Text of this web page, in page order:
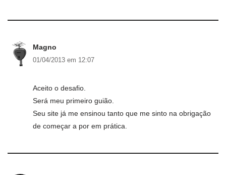
Magno
01/04/2013 em 12:07
Aceito o desafio.
Será meu primeiro guião.
Seu site já me ensinou tanto que me sinto na obrigação
de começar a por em prática.